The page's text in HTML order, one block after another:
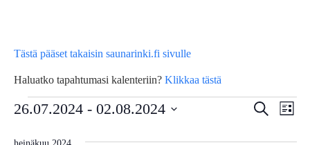
Tästä pääset takaisin saunarinki.fi sivulle
Haluatko tapahtumasi kalenteriin? Klikkaa tästä
Tapahtumat Etsi
Lista
26.07.2024 - 02.08.2024